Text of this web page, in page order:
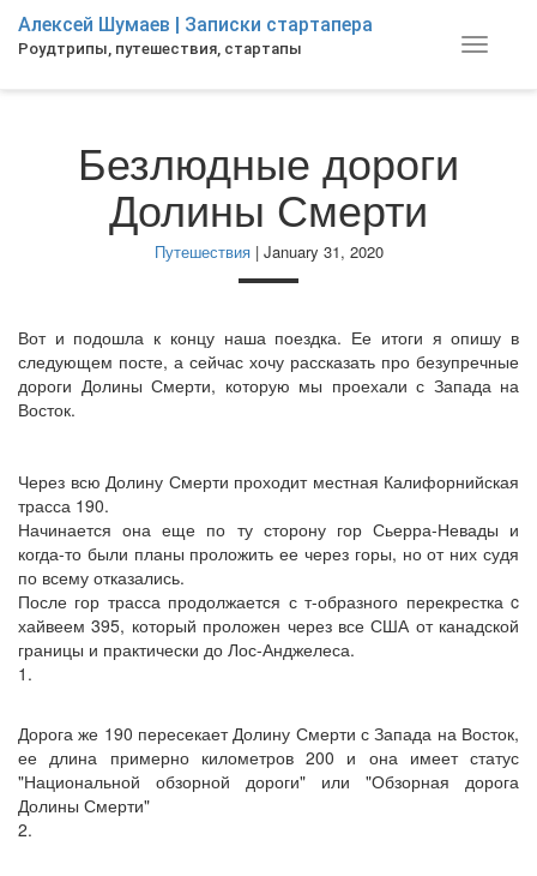
Skip
main
Алексей Шумаев | Записки стартапера
Роудтрипы, путешествия, стартапы
Toggle
Безлюдные дороги
Долины Смерти
Путешествия| January 31, 2020
Вот и подошла к концу наша поездка. Ее итоги я опишу в
следующем посте, а сейчас хочу рассказать про безупречные
дороги Долины Смерти, которую мы проехали с Запада на
Восток.
Через всю Долину Смерти проходит местная Калифорнийская
трасса 190.
Начинается она еще по ту сторону гор Сьерра-Невады и
когда-то были планы проложить ее через горы, но от них судя
по всему отказались.
После гор трасса продолжается с т-образного перекрестка c
хайвеем 395, который проложен через все США от канадской
границы и практически до Лос-Анджелеса.
1.
Дорога же 190 пересекает Долину Смерти с Запада на Восток,
ее длина примерно километров 200 и она имеет статус
"Национальной обзорной дороги" или "Обзорная дорога
Долины Смерти"
2.